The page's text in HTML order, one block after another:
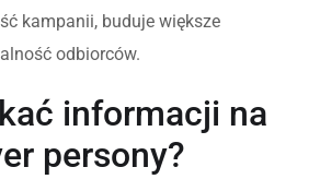
kampanii, buduje większe
odbiorców.
informacji na
persony?